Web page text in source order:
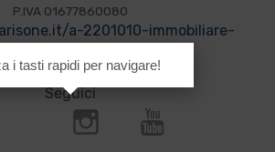
P.IVA 01677860080
a-2201010-immobiliare-
Seguici
i tasti rapidi per navigare!